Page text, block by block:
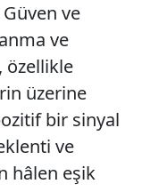
ve
ve
özellikle
üzerine
bir sinyal
ve
hâlen eşik